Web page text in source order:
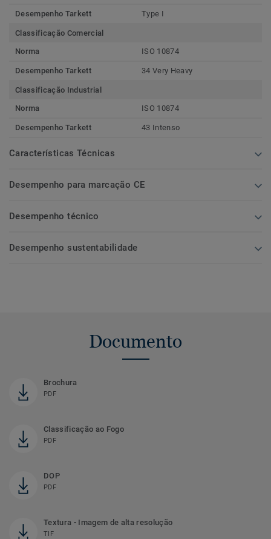
Desempenho Tarkett Type I
Classificação Comercial
Norma
ISO 10874
Desempenho Tarkett 34 Very Heavy
Classificação Industrial
Norma
ISO 10874
Desempenho Tarkett 43 Intenso
Características Técnicas
Desempenho para marcação CE
Desempenho técnico
Desempenho sustentabilidade
Documento
Brochura
PDF
Classificação ao Fogo
PDF
DOP
PDF
Textura - Imagem de alta resolução
TIF